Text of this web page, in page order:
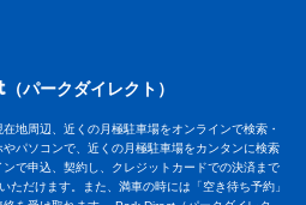
（パークダイレクト）
地周辺、近くの月極駐車場をオンラインで検索・
パソコンで、近くの月極駐車場をカンタンに検索
で申込、契約し、クレジットカードでの決済まで
ただけます。また、満車の時には「空き待ち予約」